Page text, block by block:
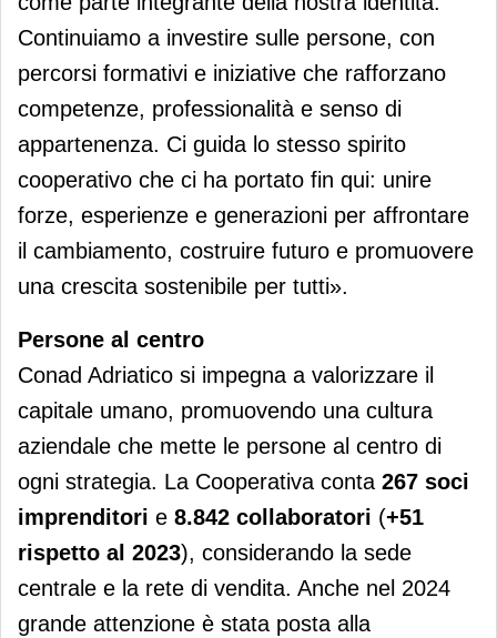
Continuiamo a investire sulle persone, con
percorsi formativi e iniziative che rafforzano
competenze, professionalità e senso di
appartenenza. Ci guida lo stesso spirito
cooperativo che ci ha portato fin qui: unire
forze, esperienze e generazioni per affrontare
il cambiamento, costruire futuro e promuovere
una crescita sostenibile per tutti».
Persone al centro
Conad Adriatico si impegna a valorizzare il
capitale umano, promuovendo una cultura
aziendale che mette le persone al centro di
ogni strategia. La Cooperativa conta 267 soci
imprenditori e 8.842 collaboratori (+51
rispetto al 2023), considerando la sede
centrale e la rete di vendita. Anche nel 2024
grande attenzione è stata posta alla